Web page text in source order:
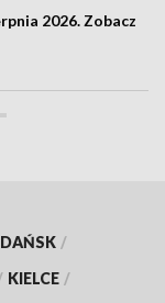
2026. Zobacz
/
KIELCE /